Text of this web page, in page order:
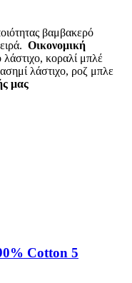
βαμβακερό
Οικονομική
κοραλί μπλέ
λάστιχο, ροζ μπλε
μας
Cotton 5